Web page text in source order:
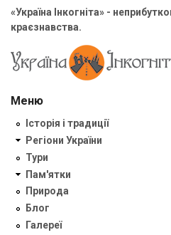
«Україна Інкогніта» -
краєзнавства.
Меню
Історія і традиції
Регіони України
Тури
Пам'ятки
Природа
Блог
Галереї